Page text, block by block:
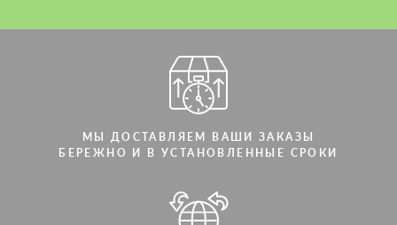
МЫ ДОСТАВЛЯЕМ ВАШИ ЗАКАЗЫ
БЕРЕЖНО И В УСТАНОВЛЕННЫЕ СРОКИ